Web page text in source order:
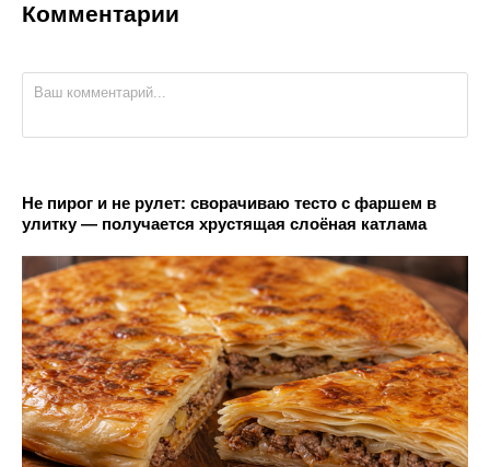
Комментарии
Не пирог и не рулет: сворачиваю тесто с фаршем в
улитку — получается хрустящая слоёная катлама